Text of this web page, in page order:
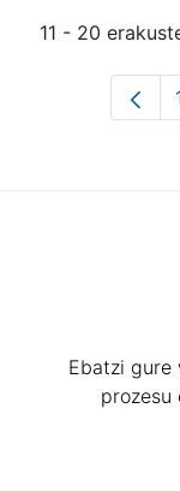
11 - 20
Ebatzi gure
prozesu